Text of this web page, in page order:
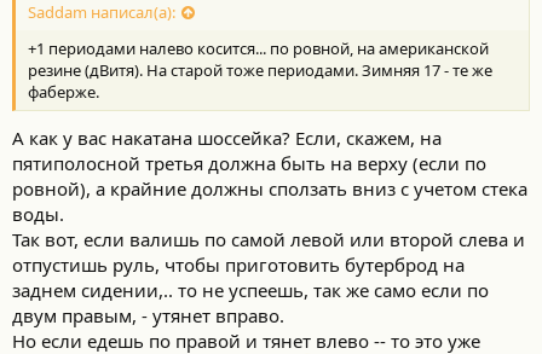
Saddam написал(а):
+1 периодами налево косится... по ровной, на американской
резине (дВитя). На старой тоже периодами. Зимняя 17 - те же
фаберже.
А как у вас накатана шоссейка? Если, скажем, на
пятиполосной третья должна быть на верху (если по
ровной), а крайние должны сползать вниз с учетом стека
воды.
Так вот, если валишь по самой левой или второй слева и
отпустишь руль, чтобы приготовить бутерброд на
заднем сидении,.. то не успеешь, так же само если по
двум правым, - утянет вправо.
Но если едешь по правой и тянет влево -- то это уже